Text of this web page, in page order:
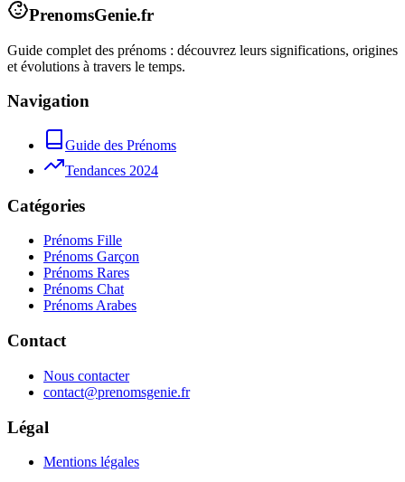
PrenomsGenie.fr
Guide complet des prénoms : découvrez leurs significations, origines
et évolutions à travers le temps.
Navigation
Guide des Prénoms
Tendances 2024
Catégories
Prénoms Fille
Prénoms Garçon
Prénoms Rares
Prénoms Chat
Prénoms Arabes
Contact
Nous contacter
contact@prenomsgenie.fr
Légal
Mentions légales